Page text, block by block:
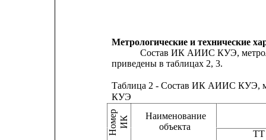
Метрологические и технические
Состав ИК АИИС КУЭ,
приведены в таблицах 2, 3.
Наименование
объекта
Таблица 2 - Состав ИК АИИС КУЭ,
КУЭ
Номер ИК
ТТ